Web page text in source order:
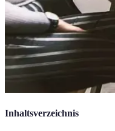
Inhaltsverzeichnis